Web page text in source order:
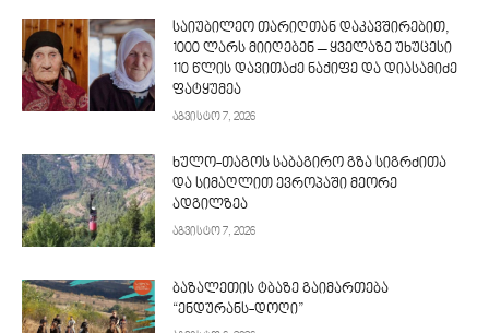
საიუბილეო თარიღთან დაკავშირებით,
1000 ლარს მიიღებენ – ყველაზე უხუცესი
110 წლის დავითაძე ნაქიფე და დიასამიძე
ფატყუმეა
აგვისტო 7, 2026
ხულო-თაგოს საბაგირო გზა სიგრძითა
და სიმაღლით ევროპაში მეორე
ადგილზეა
აგვისტო 7, 2026
ბაზალეთის ტბაზე გაიმართება
“ენდურანს-დოღი”